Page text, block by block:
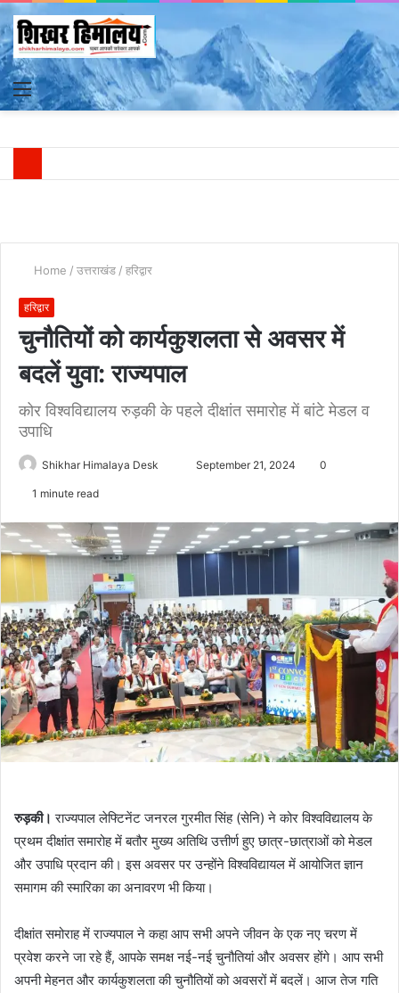
Menu
Home / उत्तराखंड / हरिद्वार
हरिद्वार
चुनौतियों को कार्यकुशलता से अवसर में
बदलें युवा: राज्यपाल
कोर विश्वविद्यालय रुड़की के पहले दीक्षांत समारोह में बांटे मेडल व
उपाधि
Shikhar Himalaya Desk
SendSeptember 21, 2024 0
1 minute read
रुड़की। राज्यपाल लेफ्टिनेंट जनरल गुरमीत सिंह (सेनि) ने कोर विश्वविद्यालय के
प्रथम दीक्षांत समारोह में बतौर मुख्य अतिथि उत्तीर्ण हुए छात्र-छात्राओं को मेडल
और उपाधि प्रदान की। इस अवसर पर उन्होंने विश्वविद्यायल में आयोजित ज्ञान
समागम की स्मारिका का अनावरण भी किया।
दीक्षांत समोराह में राज्यपाल ने कहा आप सभी अपने जीवन के एक नए चरण में
प्रवेश करने जा रहे हैं, आपके समक्ष नई-नई चुनौतियां और अवसर होंगे। आप सभी
अपनी मेहनत और कार्यकुशलता की चुनौतियों को अवसरों में बदलें। आज तेज गति